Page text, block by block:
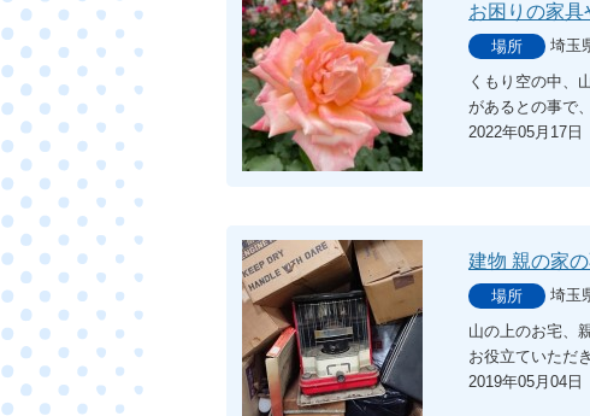
お困りの家具
場所 埼玉
くもり空の中、
があるとの事で
2022年05月17日
建物 親の家
場所 埼玉
山の上のお宅、
お役立ていただ
2019年05月04日